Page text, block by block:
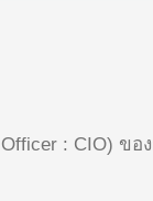
: CIO) ข